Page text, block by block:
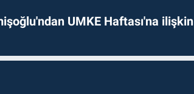
UMKE Haftası'na ilişkin